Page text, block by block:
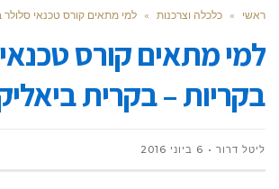
ראשי » כלכלה וצרכנות » למי מתאים קורס טכנאי סלולר
למי מתאים קורס
בקריות – בקרית
ליטל דרור 6 ביוני 2016